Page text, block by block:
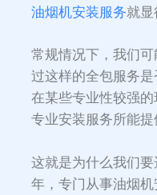
油烟机安装服务就显
常规情况下，我们
过这样的全包服务
在某些专业性较强
专业安装服务所能提
这就是为什么我们
年，专门从事油烟